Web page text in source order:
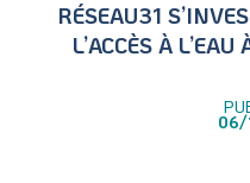
RÉSEAU31
L’ACCÈS À
06/